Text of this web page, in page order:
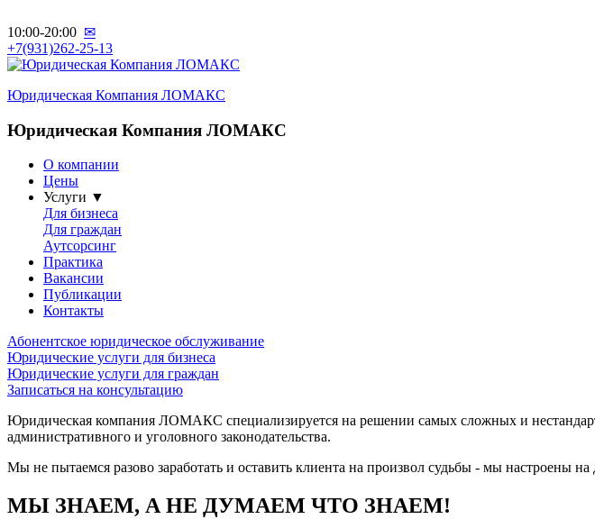
10:00-20:00 ✉
+7(931)262-25-13
Юридическая Компания ЛОМАКС
Юридическая Компания ЛОМАКС
О компании
Цены
Услуги ▼
Для бизнеса
Для граждан
Аутсорсинг
Практика
Вакансии
Публикации
Контакты
Абонентское юридическое обслуживание
Юридические услуги для бизнеса
Юридические услуги для граждан
Записаться на консультацию
Юридическая компания ЛОМАКС специализируется на решении самых сложных и
административного и уголовного законодательства.
Мы не пытаемся разово заработать и оставить клиента на произвол судьбы - мы настроены на
МЫ ЗНАЕМ, А НЕ ДУМАЕМ ЧТО ЗНАЕМ!